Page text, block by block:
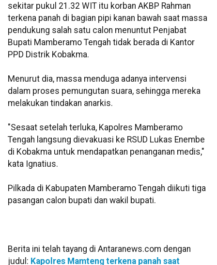
sekitar pukul 21.32 WIT itu korban AKBP Rahman
terkena panah di bagian pipi kanan bawah saat massa
pendukung salah satu calon menuntut Penjabat
Bupati Mamberamo Tengah tidak berada di Kantor
PPD Distrik Kobakma.
Menurut dia, massa menduga adanya intervensi
dalam proses pemungutan suara, sehingga mereka
melakukan tindakan anarkis.
"Sesaat setelah terluka, Kapolres Mamberamo
Tengah langsung dievakuasi ke RSUD Lukas Enembe
di Kobakma untuk mendapatkan penanganan medis,"
kata Ignatius.
Pilkada di Kabupaten Mamberamo Tengah diikuti tiga
pasangan calon bupati dan wakil bupati.
Berita ini telah tayang di Antaranews.com dengan
judul: Kapolres Mamteng terkena panah saat